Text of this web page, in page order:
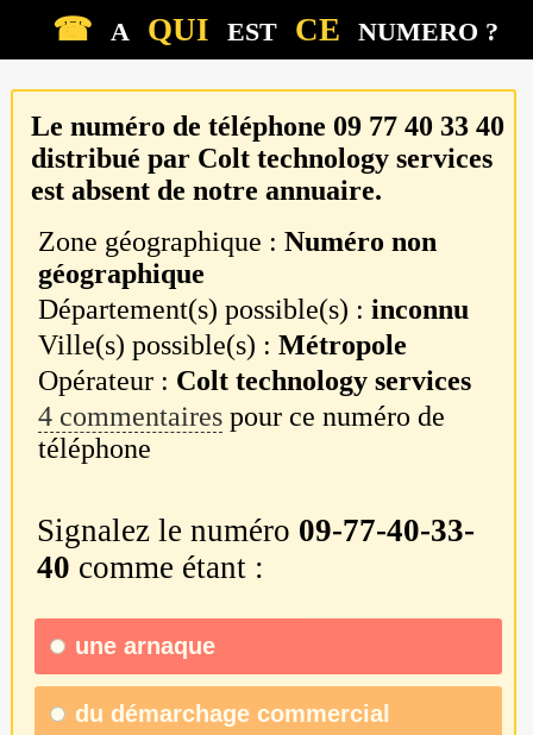
☎ A QUI EST CE NUMERO ?
Le numéro de téléphone 09 77 40 33 40
distribué par Colt technology services
est absent de notre annuaire.
Zone géographique :Numéro non
géographique
Département(s) possible(s) :inconnu
Ville(s) possible(s) :Métropole
Opérateur : Colt technology services
4 commentaires pour ce numéro de
téléphone
Signalez le numéro 09-77-40-33-
40 comme étant :
une arnaque
du démarchage commercial